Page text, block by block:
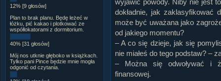
12% [9 głosów]
Plan to brak planu. Będę leżeć w
łóżku, pić kakao i plotkować ze
współlokatorami z dormitorium.
40% [31 głosów]
Mój nos utknie głęboko w książkach.
Tylko pani Pince będzie mnie mogła
odgonić od czytania.
wyjawić powody. Niby nie jest
dokładnie, jak
może być uważana jako
od jakiego momentu?
– A co się dzieje, jak się
nie miałeś do tego podstaw? –
– Można się odwoływać i
finansowej.